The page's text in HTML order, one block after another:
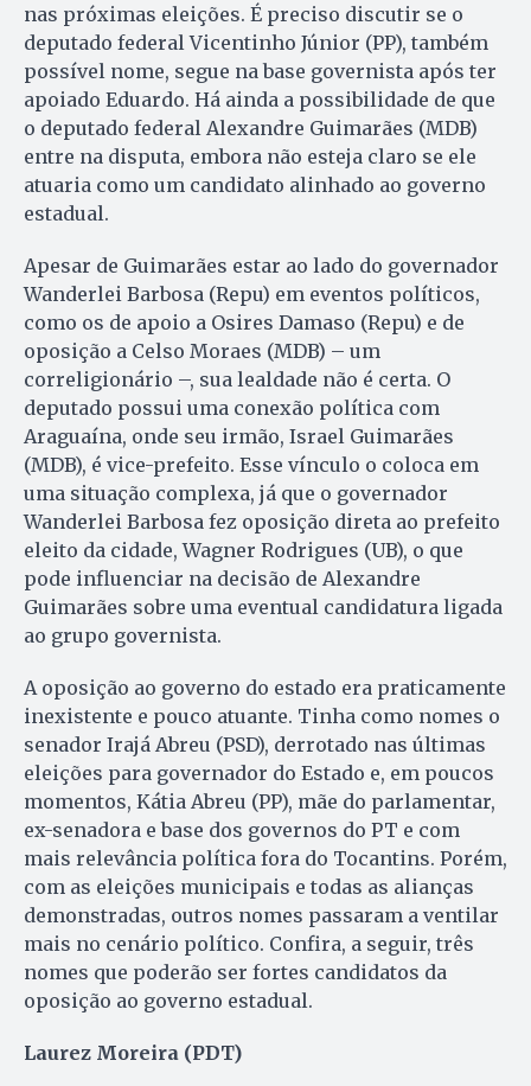
nas próximas eleições. É preciso discutir se o
deputado federal Vicentinho Júnior (PP), também
possível nome, segue na base governista após ter
apoiado Eduardo. Há ainda a possibilidade de que
o deputado federal Alexandre Guimarães (MDB)
entre na disputa, embora não esteja claro se ele
atuaria como um candidato alinhado ao governo
estadual.
Apesar de Guimarães estar ao lado do governador
Wanderlei Barbosa (Repu) em eventos políticos,
como os de apoio a Osires Damaso (Repu) e de
oposição a Celso Moraes (MDB) – um
correligionário –, sua lealdade não é certa. O
deputado possui uma conexão política com
Araguaína, onde seu irmão, Israel Guimarães
(MDB), é vice-prefeito. Esse vínculo o coloca em
uma situação complexa, já que o governador
Wanderlei Barbosa fez oposição direta ao prefeito
eleito da cidade, Wagner Rodrigues (UB), o que
pode influenciar na decisão de Alexandre
Guimarães sobre uma eventual candidatura ligada
ao grupo governista.
A oposição ao governo do estado era praticamente
inexistente e pouco atuante. Tinha como nomes o
senador Irajá Abreu (PSD), derrotado nas últimas
eleições para governador do Estado e, em poucos
momentos, Kátia Abreu (PP), mãe do parlamentar,
ex-senadora e base dos governos do PT e com
mais relevância política fora do Tocantins. Porém,
com as eleições municipais e todas as alianças
demonstradas, outros nomes passaram a ventilar
mais no cenário político. Confira, a seguir, três
nomes que poderão ser fortes candidatos da
oposição ao governo estadual.
Laurez Moreira (PDT)